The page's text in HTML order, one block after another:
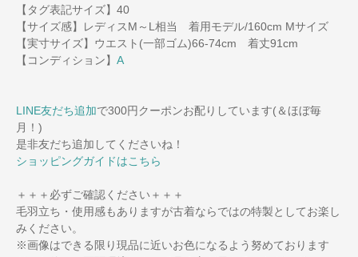
【タグ表記サイズ】40
【サイズ感】レディスM～L相当 着用モデル/160cm Mサイズ
【実寸サイズ】ウエスト(一部ゴム)66-74cm 着丈91cm
【コンディション】 A
LINE友だち追加で300円クーポンお配りしています(＆ほぼ毎
月！)
是非友だち追加してくださいね！
ショッピングガイドはこちら
＋＋＋必ずご確認ください＋＋＋
毛羽立ち・使用感もありますが古着ならではの特製としてお楽し
みください。
※画像はできる限り現品に近いお色になるよう努めております